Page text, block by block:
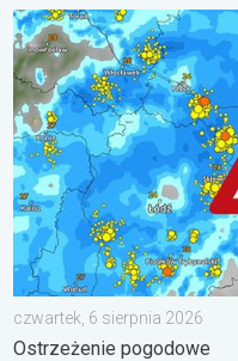
Gwałtowne burze na
czwartek, 6 sierpnia 2026
Ostrzeżenie pogodowe